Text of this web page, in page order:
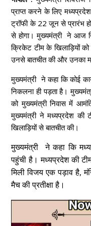
प्राप्त करने के लिए
ट्रॉफी के 22 जून से प्रारंभ
से होगा। मुख्यमंत्री ने आज
क्रिकेट टीम के खिलाड़ियों
उनसे बातचीत की और उनका
मुख्यमंत्री ने कहा कि कोई
निकलना ही पड़ता है।
को मुख्यमंत्री निवास में
मुख्यमंत्री ने मध्यप्रदेश की
खिलाड़ियों से बातचीत की।
मुख्यमंत्री ने कहा कि
पहुंची है। मध्यप्रदेश की
मिली विजय एक पड़ाव है,
मैच की प्रतीक्षा है।